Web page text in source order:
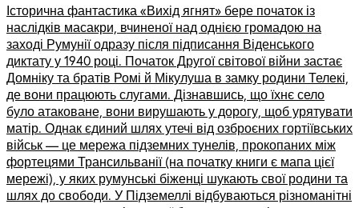
Історична фантастика «Вихід ягнят» бере початок із
наслідків масакри, вчиненої над однією громадою на
заході Румунії одразу після підписання Віденського
диктату у 1940 році. Початок Другої світової війни застає
Домніку та братів Ромі й Мікулуша в замку родини Телекі,
де вони працюють слугами. Дізнавшись, що їхнє село
було атаковане, вони вирушають у дорогу, щоб урятувати
матір. Однак єдиний шлях утечі від озброєних гортіївських
військ — це мережа підземних тунелів, прокопаних між
фортецями Трансильванії (на початку книги є мапа цієї
мережі), у яких румунські біженці шукають свої родини та
шлях до свободи. У Підземеллі відбуваються різноманітні